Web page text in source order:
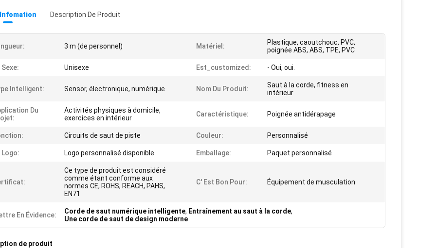
Description De Produit
3 m (de personnel) Matériel:
Plastique, caoutchouc, PVC,
poignée ABS, ABS, TPE, PVC
Sexe: Unisexe Est_customized: - Oui, oui.
Intelligent: Sensor, électronique, numérique Nom Du Produit:
Saut à la corde, fitness en
intérieur
Du
Activités physiques à domicile,
exercices en intérieur
Caractéristique: Poignée antidérapage
Circuits de saut de piste Couleur: Personnalisé
Logo: Logo personnalisé disponible Emballage: Paquet personnalisé
Ce type de produit est considéré
comme étant conforme aux
normes CE, ROHS, REACH, PAHS,
EN71
C' Est Bon Pour: Équipement de musculation
En Évidence: Corde de saut numérique intelligente, Entraînement au saut à la corde,
Une corde de saut de design moderne
de produit